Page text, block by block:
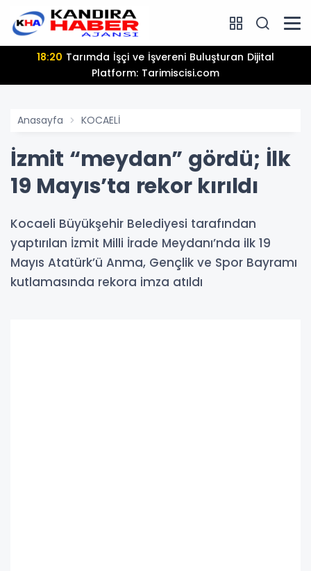
18:20
Platform: Tarimiscisi.com
Anasayfa KOCAELİ
İzmit “meydan” gördü; İlk
19 Mayıs’ta rekor kırıldı
Kocaeli Büyükşehir Belediyesi tarafından
yaptırılan İzmit Milli İrade Meydanı’nda ilk 19
Mayıs Atatürk’ü Anma, Gençlik ve Spor Bayramı
kutlamasında rekora imza atıldı